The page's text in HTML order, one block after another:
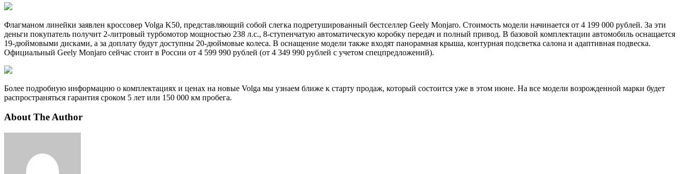
Флагманом линейки заявлен кроссовер Volga K50, представляющий собой слегка подретушированный бестселлер Geely Monjaro. Стоимость модели начинается от 4 199 000 рублей. За эти
деньги покупатель получит 2-литровый турбомотор мощностью 238 л.с., 8-ступенчатую автоматическую коробку передач и полный привод. В базовой комплектации автомобиль оснащается
19-дюймовыми дисками, а за доплату будут доступны 20-дюймовые колеса. В оснащение модели также входят панорамная крыша, контурная подсветка салона и адаптивная подвеска.
Официальный Geely Monjaro сейчас стоит в России от 4 599 990 рублей (от 4 349 990 рублей с учетом спецпредложений).
Более подробную информацию о комплектациях и ценах на новые Volga мы узнаем ближе к старту продаж, который состоится уже в этом июне. На все модели возрожденной марки будет
распространяться гарантия сроком 5 лет или 150 000 км пробега.
About The Author